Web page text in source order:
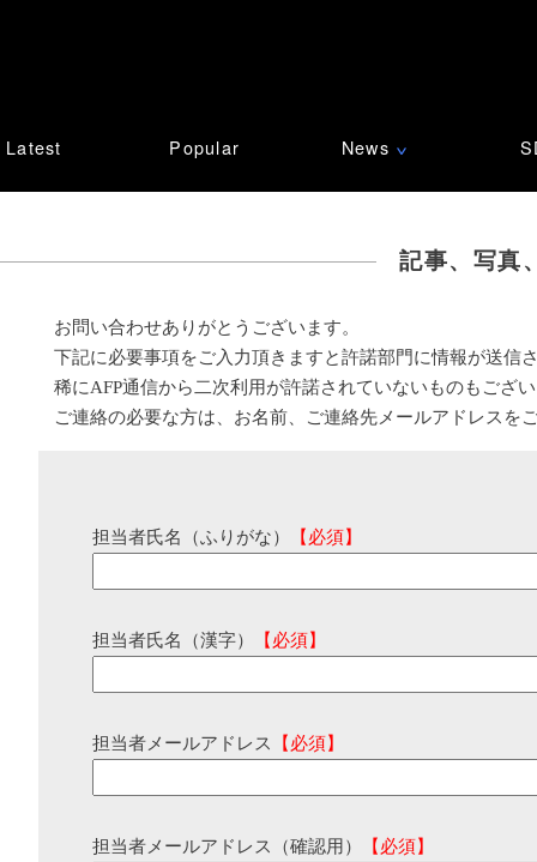
Latest Popular News ∨
記事、写真
お問い合わせありがとうございます。
下記に必要事項をご入力頂きますと許諾部門に情報が送信
稀にAFP通信から二次利用が許諾されていないものもござ
ご連絡の必要な方は、お名前、ご連絡先メールアドレスを
担当者氏名（ふりがな） 【必須】
担当者氏名（漢字） 【必須】
担当者メールアドレス 【必須】
担当者メールアドレス（確認用） 【必須】